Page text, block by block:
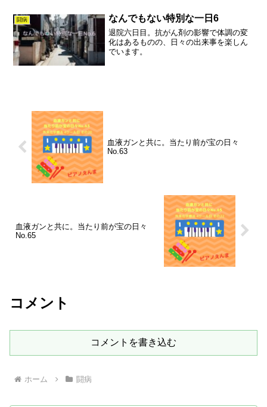
く輝いています
闘病 なんでもない特別な一日6
退院六日目。抗がん剤の影響で体調の変
化はあるものの、日々の出来事を楽しん
でいます。
血液ガンと共に。当たり前が宝の日々
No.63
血液ガンと共に。当たり前が宝の日々
No.65
コメント
コメントを書き込む
ホーム 闘病